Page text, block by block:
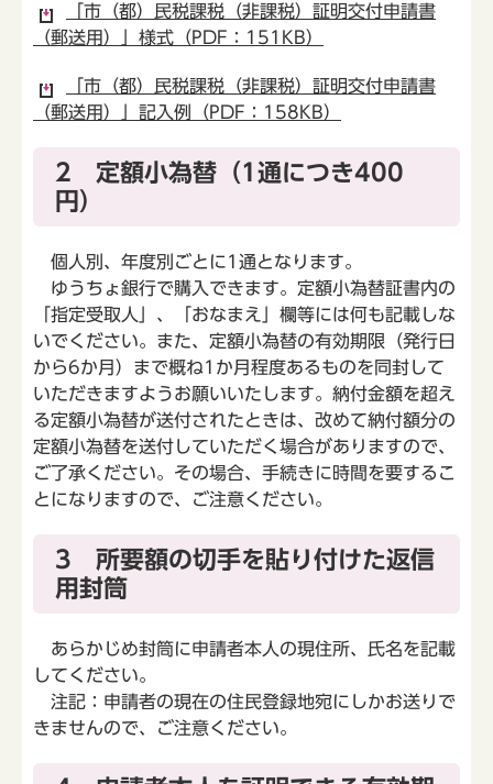
「市（都）民税課税（非課税）証明交付申請書
（郵送用）」様式（PDF：151KB）
「市（都）民税課税（非課税）証明交付申請書
（郵送用）」記入例（PDF：158KB）
2 定額小為替（1通につき400
円）
個人別、年度別ごとに1通となります。
ゆうちょ銀行で購入できます。定額小為替証書内の
「指定受取人」、「おなまえ」欄等には何も記載しな
いでください。また、定額小為替の有効期限（発行日
から6か月）まで概ね1か月程度あるものを同封して
いただきますようお願いいたします。納付金額を超え
る定額小為替が送付されたときは、改めて納付額分の
定額小為替を送付していただく場合がありますので、
ご了承ください。その場合、手続きに時間を要するこ
とになりますので、ご注意ください。
3 所要額の切手を貼り付けた返信
用封筒
あらかじめ封筒に申請者本人の現住所、氏名を記載
してください。
注記：申請者の現在の住民登録地宛にしかお送りで
きませんので、ご注意ください。